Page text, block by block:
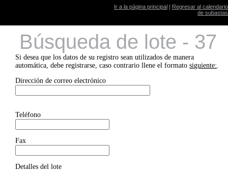
Ir a la página principal | Regresar al calendario
de subastas
Búsqueda de lote - 37
Si desea que los datos de su registro sean utilizados de manera
automática, debe registrarse, caso contrario llene el formatosiguiente:.
Dirección de correo electrónico
Teléfono
Fax
Detalles del lote